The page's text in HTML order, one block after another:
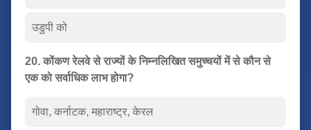
उडुपी को
20. कोंकण रेलवे से राज्यों के निम्नलिखित समुच्चयों में से कौन से
एक को सर्वाधिक लाभ होगा?
गोवा, कर्नाटक, महाराष्ट्र, केरल